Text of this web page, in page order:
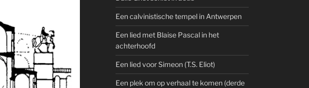
Een calvinistische tempel in Antwerpen
Een lied met Blaise Pascal in het
achterhoofd
Een lied voor Simeon (T.S. Eliot)
Een plek om op verhaal te komen (derde